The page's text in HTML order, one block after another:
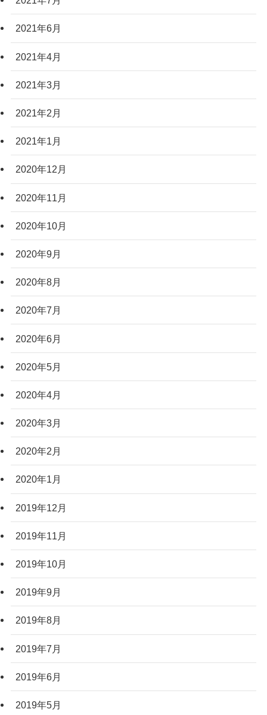
2021年6月
2021年4月
2021年3月
2021年2月
2021年1月
2020年12月
2020年11月
2020年10月
2020年9月
2020年8月
2020年7月
2020年6月
2020年5月
2020年4月
2020年3月
2020年2月
2020年1月
2019年12月
2019年11月
2019年10月
2019年9月
2019年8月
2019年7月
2019年6月
2019年5月